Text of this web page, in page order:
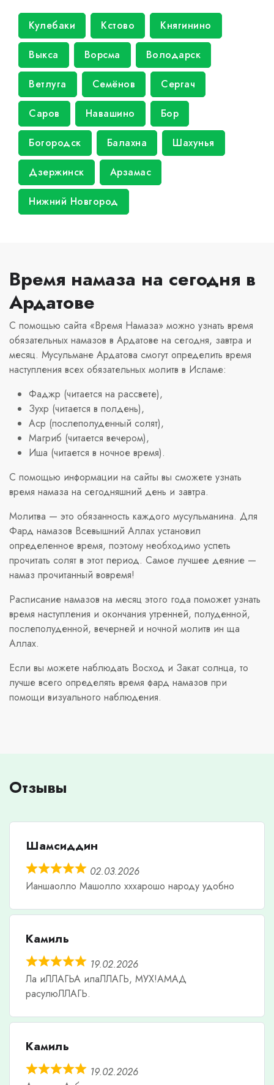
Кулебаки Кстово Княгинино
Выкса Ворсма Володарск
Ветлуга Семёнов Сергач
Саров Навашино Бор
Богородск Балахна Шахунья
Дзержинск Арзамас
Нижний Новгород
Время намаза на сегодня в
Ардатове
С помощью сайта «Время Намаза» можно узнать время
обязательных намазов в Ардатове на сегодня, завтра и
месяц. Мусульмане Ардатова смогут определить время
наступления всех обязательных молитв в Исламе:
Фаджр (читается на рассвете),
Зухр (читается в полдень),
Аср (послеполуденный солят),
Магриб (читается вечером),
Иша (читается в ночное время).
С помощью информации на сайты вы сможете узнать
время намаза на сегодняшний день и завтра.
Молитва — это обязанность каждого мусульманина. Для
Фард намазов Всевышний Аллах установил
определенное время, поэтому необходимо успеть
прочитать солят в этот период. Самое лучшее деяние —
намаз прочитанный вовремя!
Расписание намазов на месяц этого года поможет узнать
время наступления и окончания утренней, полуденной,
послеполуденной, вечерней и ночной молитв ин ща
Аллах.
Если вы можете наблюдать Восход и Закат солнца, то
лучше всего определять время фард намазов при
помощи визуального наблюдения.
Отзывы
Шамсиддин
02.03.2026
Ианшаолло Машолло хххарошо народу удобно
Камиль
19.02.2026
Ла иЛЛАГЬА илаЛЛАГЬ, МУХ!АМАД
расулюЛЛАГЬ.
Камиль
19.02.2026